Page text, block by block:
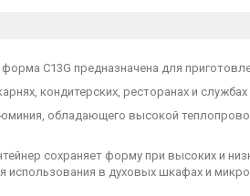
C13G предназначена для
кондитерских, ресторанах и
обладающего высокой
сохраняет форму при высоких и
использования в духовых шкафах и